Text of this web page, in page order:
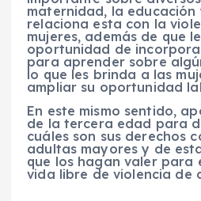
maternidad, la educación
relaciona esta con la
mujeres, además de que
oportunidad de
para aprender sobre
lo que les brinda a las
ampliar su oportunidad
En este mismo sentido,
de la tercera edad para
cuáles son sus derechos
adultas mayores y de
que los hagan valer para
vida libre de violencia de